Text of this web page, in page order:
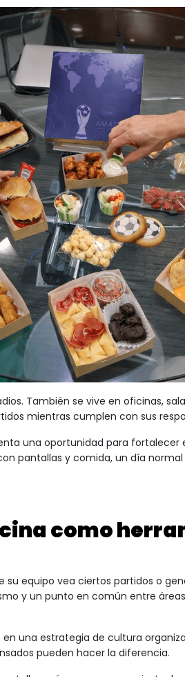
También se vive en oficinas,
mientras cumplen con sus
una oportunidad para
pantallas y comida, un día
como
equipo vea ciertos partidos o
y un punto en común entre
una estrategia de cultura
pueden hacer la diferencia.